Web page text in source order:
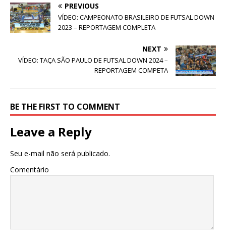
PREVIOUS
VÍDEO: CAMPEONATO BRASILEIRO DE FUTSAL DOWN
2023 – REPORTAGEM COMPLETA
NEXT
VÍDEO: TAÇA SÃO PAULO DE FUTSAL DOWN 2024 –
REPORTAGEM COMPETA
BE THE FIRST TO COMMENT
Leave a Reply
Seu e-mail não será publicado.
Comentário